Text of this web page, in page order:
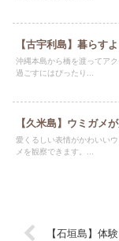
【古宇利島】暮らす
沖縄本島から橋を渡ってア
過ごすにはぴったり...
【久米島】ウミガメ
愛くるしい表情がかわいい
メを観察できます。...
【石垣島】体